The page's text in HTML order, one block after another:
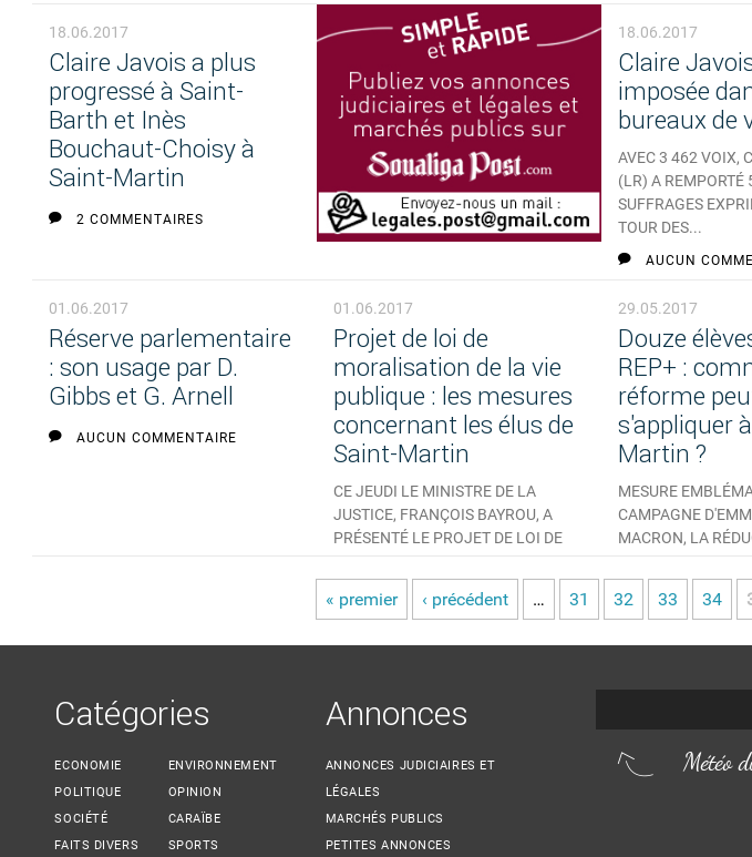
18.06.2017
Claire Javois a plus
progressé à Saint-
Barth et Inès
Bouchaut-Choisy à
Saint-Martin
2 COMMENTAIRES
18.06.2017
Claire
imposée
bureaux de
AVEC 3 462 VOIX,
(LR) A REMPORTÉ
SUFFRAGES
TOUR DES...
AUCUN
01.06.2017
Réserve parlementaire
: son usage par D.
Gibbs et G. Arnell
AUCUN COMMENTAIRE
01.06.2017
Projet de loi de
moralisation de la vie
publique : les mesures
concernant les élus de
Saint-Martin
CE JEUDI LE MINISTRE DE LA
JUSTICE, FRANÇOIS BAYROU, A
PRÉSENTÉ LE PROJET DE LOI DE
1 COMMENTAIRE
29.05.2017
Douze
REP+ :
réforme
s'appliquer
Martin ?
MESURE
CAMPAGNE
MACRON, LA
3
« premier ‹ précédent … 31 32 33 34
Catégories
ECONOMIE
POLITIQUE
SOCIÉTÉ
FAITS DIVERS
ENVIRONNEMENT
OPINION
CARAÏBE
SPORTS
Annonces
ANNONCES JUDICIAIRES ET
LÉGALES
MARCHÉS PUBLICS
PETITES ANNONCES
Météo